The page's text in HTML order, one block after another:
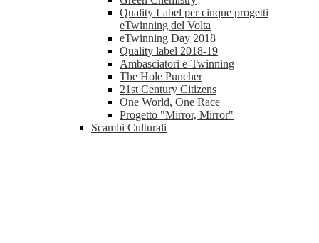
Quality Label per cinque progetti
eTwinning del Volta
eTwinning Day 2018
Quality label 2018-19
Ambasciatori e-Twinning
The Hole Puncher
21st Century Citizens
One World, One Race
Progetto "Mirror, Mirror"
Scambi Culturali